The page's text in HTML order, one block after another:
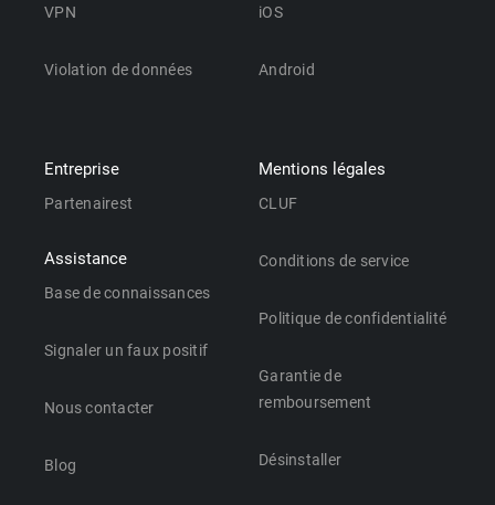
VPN
Violation de données
iOS
Android
Entreprise
Partenairest
Assistance
Base de connaissances
Signaler un faux positif
Nous contacter
Blog
Mentions légales
CLUF
Conditions de service
Politique de confidentialité
Garantie de
remboursement
Désinstaller